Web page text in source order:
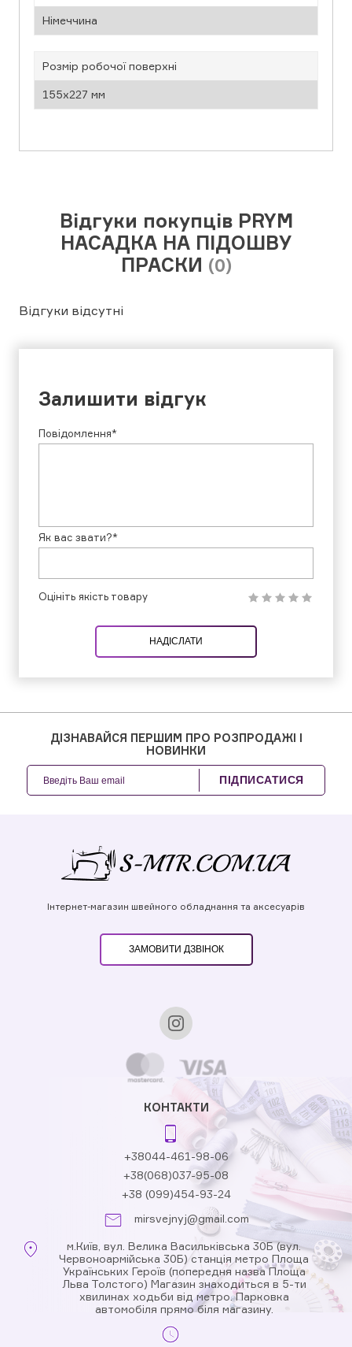
Німеччина
Розмір робочої поверхні
155x227 мм
Відгуки покупців PRYM
НАСАДКА НА ПІДОШВУ
ПРАСКИ (0)
Відгуки відсутні
Залишити відгук
Повідомлення*
Як вас звати?*
Оцініть якість товару
НАДІСЛАТИ
ДІЗНАВАЙСЯ ПЕРШИМ ПРО РОЗПРОДАЖІ І
НОВИНКИ
ПІДПИСАТИСЯ
Інтернет-магазин швейного обладнання та аксесуарів
ЗАМОВИТИ ДЗВІНОК
КОНТАКТИ
+38044-461-98-06
+38(068)037-95-08
+38 (099)454-93-24
mirsvejnyj@gmail.com
м.Київ, вул. Велика Васильківська 30Б (вул.
Червоноармійська 30Б) станція метро Площа
Українських Героїв (попередня назва Площа
Льва Толстого) Магазин знаходиться в 5-ти
хвилинах ходьби від метро. Парковка
автомобіля прямо біля магазину.